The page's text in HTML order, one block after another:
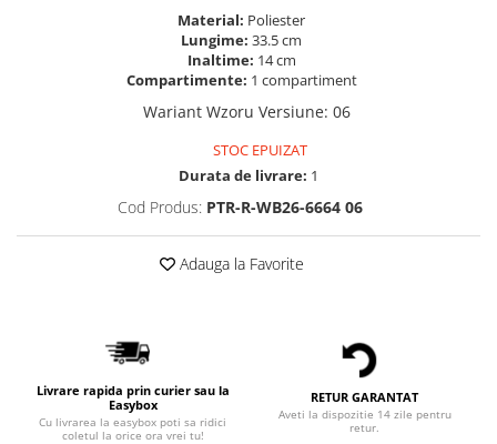
Material: Poliester
Lungime: 33.5 cm
Inaltime: 14 cm
Compartimente: 1 compartiment
Wariant Wzoru Versiune: 06
STOC EPUIZAT
Durata de livrare: 1
Cod Produs: PTR-R-WB26-6664 06
Adauga la Favorite
Livrare rapida prin curier sau la
Easybox
Cu livrarea la easybox poti sa ridici
coletul la orice ora vrei tu!
RETUR GARANTAT
Aveti la dispozitie 14 zile pentru
retur.